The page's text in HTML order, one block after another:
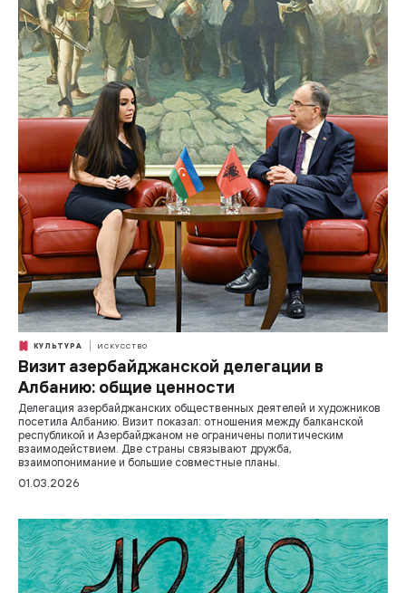
КУЛЬТУРА ИСКУССТВО
Визит азербайджанской делегации в
Албанию: общие ценности
Делегация азербайджанских общественных деятелей и художников
посетила Албанию. Визит показал: отношения между балканской
республикой и Азербайджаном не ограничены политическим
взаимодействием. Две страны связывают дружба,
взаимопонимание и большие совместные планы.
01.03.2026